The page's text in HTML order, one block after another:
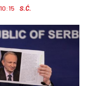
S.Ć.